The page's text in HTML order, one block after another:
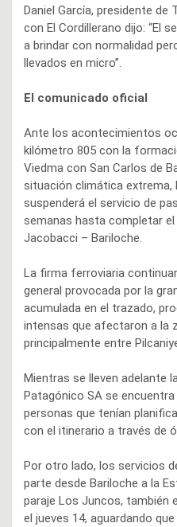
Daniel García, presidente de
con El Cordillerano dijo: “El
a brindar con normalidad
llevados en micro”.
El comunicado oficial
Ante los acontecimientos
kilómetro 805 con la
Viedma con San Carlos de
situación climática extrema,
suspenderá el servicio de
semanas hasta completar
Jacobacci – Bariloche.
La firma ferroviaria
general provocada por la
acumulada en el trazado,
intensas que afectaron a la
principalmente entre
Mientras se lleven adelante
Patagónico SA se
personas que tenían
con el itinerario a través de
Por otro lado, los servicios
parte desde Bariloche a la
paraje Los Juncos, también
el jueves 14, aguardando